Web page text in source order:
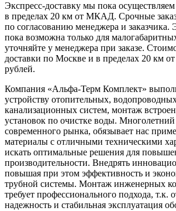
Экспресс-доставку мы пока
в пределах 20 км от МКАД. Срочные
по согласованию менеджера и заказчика.
пока возможна только для
уточняйте у менеджера при заказе.
доставки по Москве и в пределах 20 км
рублей.
Компания «Альфа-Терм Комплект»
устройству отопительных,
канализационных систем, монтаж
установок по очистке воды.
современного рынка, обязывает нас
материалы с отличными техническими
искать оптимальные решения для
производительности. Внедрять
повышая при этом эффективность и
трубной системы. Монтаж инженерных
требует профессионального подхода, т.к.
надежность и стабильная эксплуатация